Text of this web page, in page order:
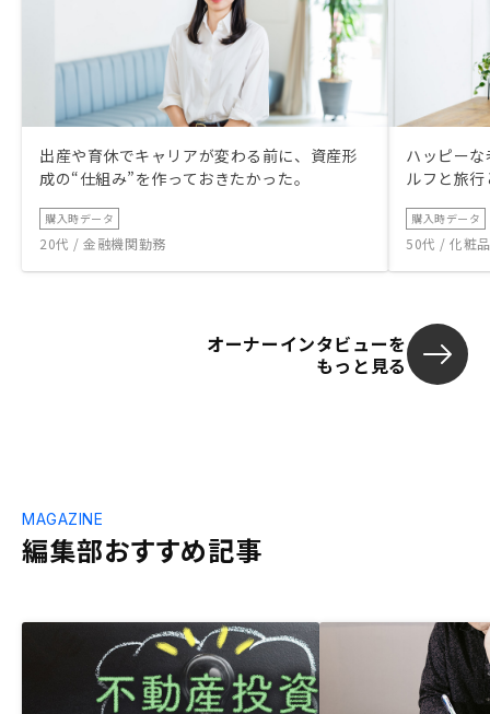
出産や育休でキャリアが変わる前に、資産形
成の“仕組み”を作っておきたかった。
購入時データ
20代 / 金融機関勤務
ハッピー
ルフと旅
購入時データ
50代 / 化粧
オーナーインタビューを
もっと見る
編集部おすすめ記事
MAGAZINE